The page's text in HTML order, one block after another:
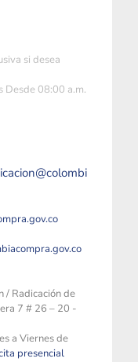
si desea
Desde 08:00 a.m.
/ Radicación de
7 # 26 – 20 -
a Viernes de
presencial